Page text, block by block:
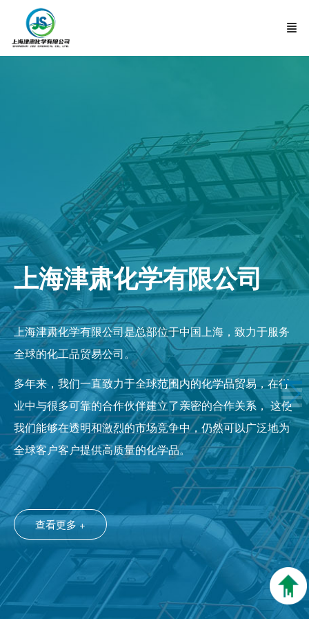
上海津肃化学有限公司
上海津肃化学有限公司是总部位于中国上海，致力于服务
全球的化工品贸易公司。
多年来，我们一直致力于全球范围内的化学品贸易，在行
业中与很多可靠的合作伙伴建立了亲密的合作关系， 这使
我们能够在透明和激烈的市场竞争中，仍然可以广泛地为
全球客户客户提供高质量的化学品。
查看更多 +